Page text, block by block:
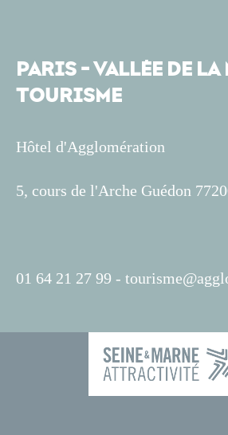
PARIS - VALLÉE DE LA
TOURISME
Hôtel d'Agglomération
5, cours de l'Arche Guédon
01 64 21 27 99 -